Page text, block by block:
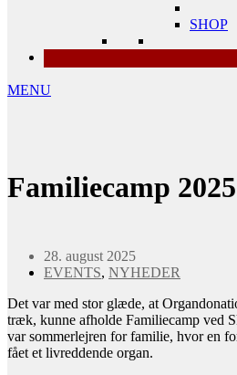
SHOP
MENU
Familiecamp 2025
28. august 2025
EVENTS, NYHEDER
Det var med stor glæde, at
træk, kunne afholde Familiecamp ved
var sommerlejren for familie, hvor en
fået et livreddende organ.